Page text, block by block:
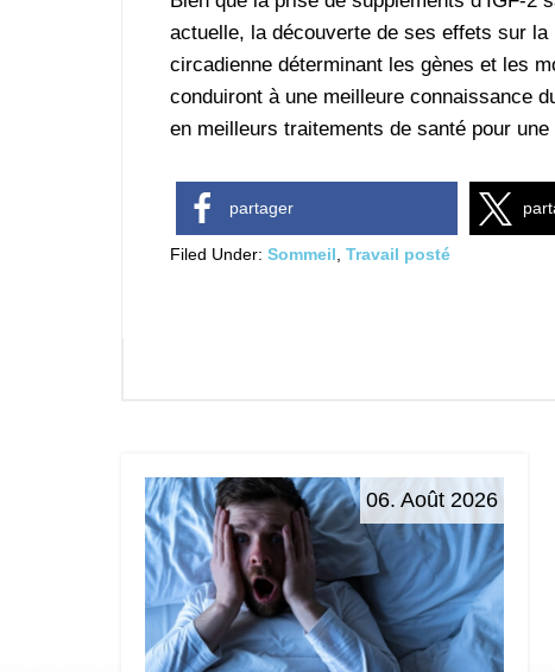
actuelle, la découverte de ses effets sur
circadienne déterminant les gènes et les
conduiront à une meilleure connaissance
en meilleurs traitements de santé pour
partager
Filed Under: Sommeil Travail posté
06. Août 2026